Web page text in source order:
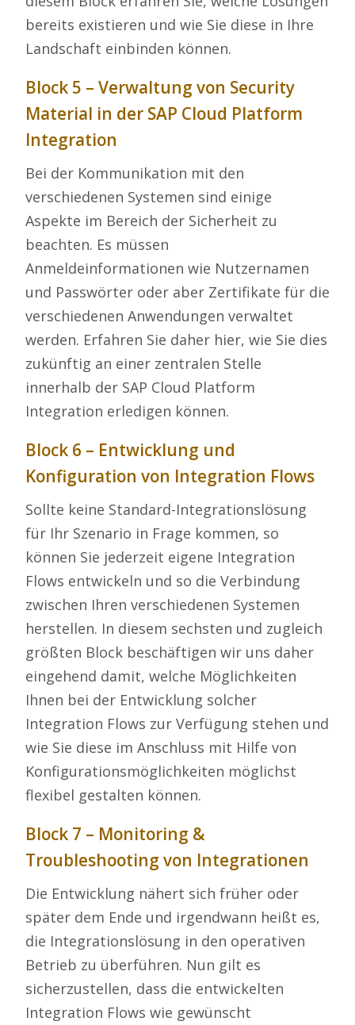
bereits existieren und wie Sie diese in Ihre
Landschaft einbinden können.
Block 5 – Verwaltung von Security
Material in der SAP Cloud Platform
Integration
Bei der Kommunikation mit den
verschiedenen Systemen sind einige
Aspekte im Bereich der Sicherheit zu
beachten. Es müssen
Anmeldeinformationen wie Nutzernamen
und Passwörter oder aber Zertifikate für die
verschiedenen Anwendungen verwaltet
werden. Erfahren Sie daher hier, wie Sie dies
zukünftig an einer zentralen Stelle
innerhalb der SAP Cloud Platform
Integration erledigen können.
Block 6 – Entwicklung und
Konfiguration von Integration Flows
Sollte keine Standard-Integrationslösung
für Ihr Szenario in Frage kommen, so
können Sie jederzeit eigene Integration
Flows entwickeln und so die Verbindung
zwischen Ihren verschiedenen Systemen
herstellen. In diesem sechsten und zugleich
größten Block beschäftigen wir uns daher
eingehend damit, welche Möglichkeiten
Ihnen bei der Entwicklung solcher
Integration Flows zur Verfügung stehen und
wie Sie diese im Anschluss mit Hilfe von
Konfigurationsmöglichkeiten möglichst
flexibel gestalten können.
Block 7 – Monitoring &
Troubleshooting von Integrationen
Die Entwicklung nähert sich früher oder
später dem Ende und irgendwann heißt es,
die Integrationslösung in den operativen
Betrieb zu überführen. Nun gilt es
sicherzustellen, dass die entwickelten
Integration Flows wie gewünscht